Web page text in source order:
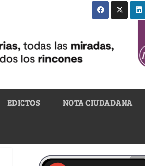
EDICTOS NOTA CIUDADANA